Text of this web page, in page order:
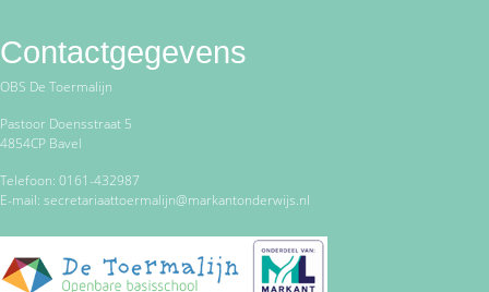
Contactgegevens
OBS De Toermalijn
Pastoor Doensstraat 5
4854CP Bavel
Telefoon: 0161-432987
E-mail: secretariaattoermalijn@markantonderwijs.nl